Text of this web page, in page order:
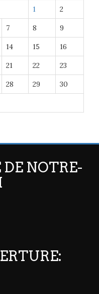
1 2
7 8 9
14 15 16
21 22 23
28 29 30
NOTRE-